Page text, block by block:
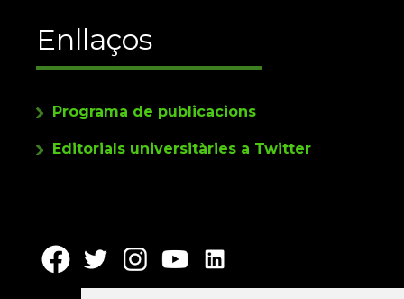
Enllaços
Programa de publicacions
Editorials universitàries a Twitter